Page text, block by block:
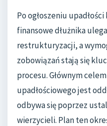
Po ogłoszeniu
finansowe dłużnika
restrukturyzacji, a
zobowiązań stają się
procesu. Głównym
upadłościowego jest
odbywa się poprzez
wierzycieli. Plan ten